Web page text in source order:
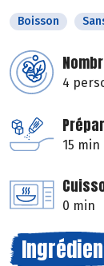
Boisson
4
15 min
0 min